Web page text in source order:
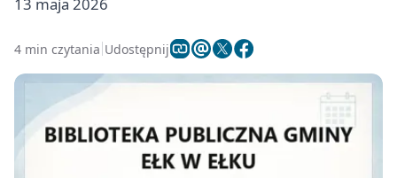
4 min czytania Udostępnij